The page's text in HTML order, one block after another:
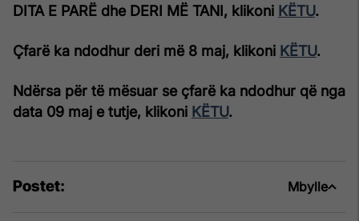
DITA E PARË dhe DERI MË TANI, klikoni KËTU.
Çfarë ka ndodhur deri më 8 maj, klikoni KËTU.
Ndërsa për të mësuar se çfarë ka ndodhur që nga
data 09 maj e tutje, klikoni KËTU.
Postet: Mbylle